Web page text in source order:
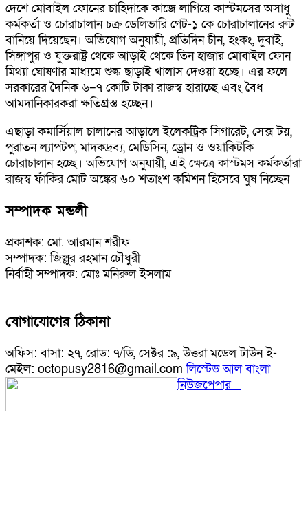
দেশে মোবাইল ফোনের চাহিদাকে কাজে লাগিয়ে কাস্টমসের অসাধু
কর্মকর্তা ও চোরাচালান চক্র ডেলিভারি গেট-১ কে চোরাচালানের রুট
বানিয়ে দিয়েছেন। অভিযোগ অনুযায়ী, প্রতিদিন চীন, হংকং, দুবাই,
সিঙ্গাপুর ও যুক্তরাষ্ট্র থেকে আড়াই থেকে তিন হাজার মোবাইল ফোন
মিথ্যা ঘোষণার মাধ্যমে শুল্ক ছাড়াই খালাস দেওয়া হচ্ছে। এর ফলে
সরকারের দৈনিক ৬–৭ কোটি টাকা রাজস্ব হারাচ্ছে এবং বৈধ
আমদানিকারকরা ক্ষতিগ্রস্ত হচ্ছেন।
এছাড়া কমার্সিয়াল চালানের আড়ালে ইলেকট্রিক সিগারেট, সেক্স টয়,
পুরাতন ল্যাপটপ, মাদকদ্রব্য, মেডিসিন, ড্রোন ও ওয়াকিটকি
চোরাচালান হচ্ছে। অভিযোগ অনুযায়ী, এই ক্ষেত্রে কাস্টমস কর্মকর্তারা
রাজস্ব ফাঁকির মোট অঙ্কের ৬০ শতাংশ কমিশন হিসেবে ঘুষ নিচ্ছেন
সম্পাদক মন্ডলী
প্রকাশক: মো. আরমান শরীফ
সম্পাদক: জিল্লুর রহমান চৌধুরী
নির্বাহী সম্পাদক: মোঃ মনিরুল ইসলাম
যোগাযোগের ঠিকানা
অফিস: বাসা: ২৭, রোড: ৭/ডি, সেক্টর :৯, উত্তরা মডেল টাউন ই-
মেইল: octopusy2816@gmail.comলিস্টেড আল বাংলা
নিউজপেপার